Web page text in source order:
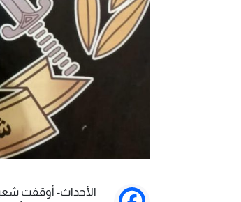
Facebook الأحداث- أوقفت